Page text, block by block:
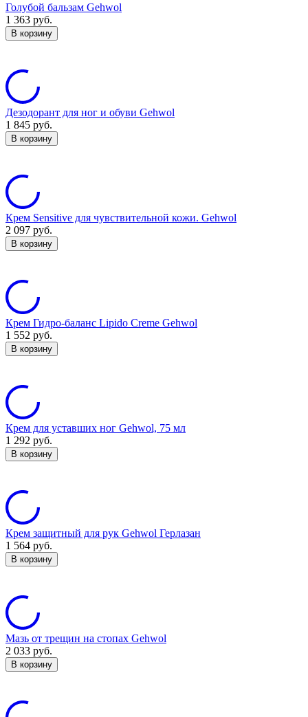
Голубой бальзам Gehwol
1 363 руб.
В корзину
Дезодорант для ног и обуви Gehwol
1 845 руб.
В корзину
Крем Sensitive для чувствительной кожи. Gehwol
2 097 руб.
В корзину
Крем Гидро-баланс Lipido Creme Gehwol
1 552 руб.
В корзину
Крем для уставших ног Gehwol, 75 мл
1 292 руб.
В корзину
Крем защитный для рук Gehwol Герлазан
1 564 руб.
В корзину
Мазь от трещин на стопах Gehwol
2 033 руб.
В корзину